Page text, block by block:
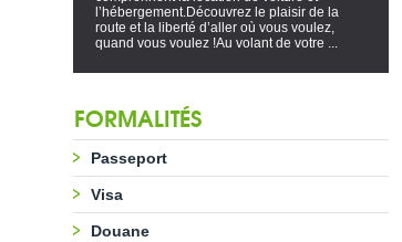
l’hébergement.Découvrez le plaisir de la
route et la liberté d’aller où vous voulez,
quand vous voulez !Au volant de votre ...
FORMALITÉS
Passeport
Visa
Douane